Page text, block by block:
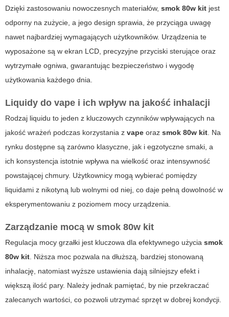
Dzięki zastosowaniu nowoczesnych materiałów, smok 80w kit jest
odporny na zużycie, a jego design sprawia, że przyciąga uwagę
nawet najbardziej wymagających użytkowników. Urządzenia te
wyposażone są w ekran LCD, precyzyjne przyciski sterujące oraz
wytrzymałe ogniwa, gwarantując bezpieczeństwo i wygodę
użytkowania każdego dnia.
Liquidy do vape i ich wpływ na jakość inhalacji
Rodzaj liquidu to jeden z kluczowych czynników wpływających na
jakość wrażeń podczas korzystania z vape oraz smok 80w kit. Na
rynku dostępne są zarówno klasyczne, jak i egzotyczne smaki, a
ich konsystencja istotnie wpływa na wielkość oraz intensywność
powstającej chmury. Użytkownicy mogą wybierać pomiędzy
liquidami z nikotyną lub wolnymi od niej, co daje pełną dowolność w
eksperymentowaniu z poziomem mocy urządzenia.
Zarządzanie mocą w smok 80w kit
Regulacja mocy grzałki jest kluczowa dla efektywnego użycia smok
80w kit. Niższa moc pozwala na dłuższą, bardziej stonowaną
inhalację, natomiast wyższe ustawienia dają silniejszy efekt i
większą ilość pary. Należy jednak pamiętać, by nie przekraczać
zalecanych wartości, co pozwoli utrzymać sprzęt w dobrej kondycji.